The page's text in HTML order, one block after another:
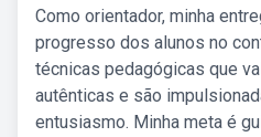
Como orientador, minha
progresso dos alunos no
técnicas pedagógicas que
autênticas e são
entusiasmo. Minha meta é